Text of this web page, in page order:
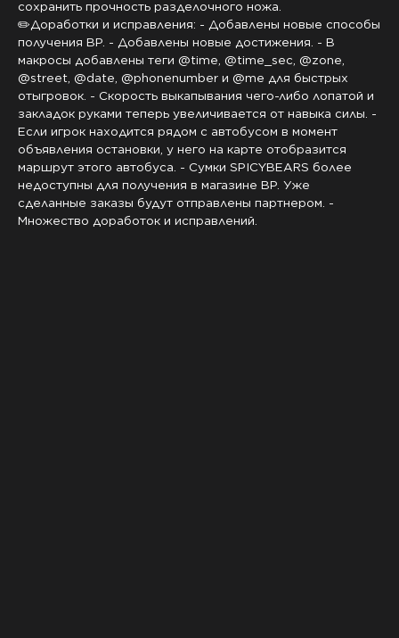
сохранить прочность разделочного ножа.
✏️Доработки и исправления: - Добавлены новые способы
получения BP. - Добавлены новые достижения. - В
макросы добавлены теги @time, @time_sec, @zone,
@street, @date, @phonenumber и @me для быстрых
отыгровок. - Скорость выкапывания чего-либо лопатой и
закладок руками теперь увеличивается от навыка силы. -
Если игрок находится рядом с автобусом в момент
объявления остановки, у него на карте отобразится
маршрут этого автобуса. - Сумки SPICYBEARS более
недоступны для получения в магазине BP. Уже
сделанные заказы будут отправлены партнером. -
Множество доработок и исправлений.